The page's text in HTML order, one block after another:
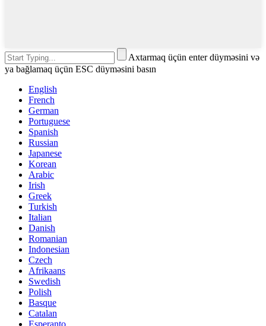
Axtarmaq üçün enter düyməsini və
ya bağlamaq üçün ESC düyməsini basın
English
French
German
Portuguese
Spanish
Russian
Japanese
Korean
Arabic
Irish
Greek
Turkish
Italian
Danish
Romanian
Indonesian
Czech
Afrikaans
Swedish
Polish
Basque
Catalan
Esperanto